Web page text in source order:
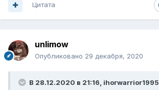
Цитата
unlimow
Опубликовано 29 декабря, 2020
В 28.12.2020 в 21:16,